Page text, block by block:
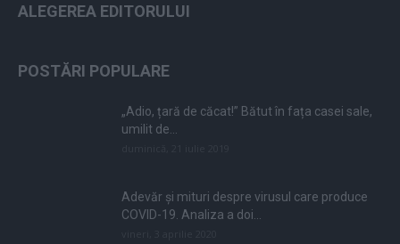
ALEGEREA EDITORULUI
POSTĂRI POPULARE
„Adio, țară de căcat!” Bătut în fața casei sale,
umilit de...
Adevăr și mituri despre virusul care produce
COVID-19. Analiza a doi...